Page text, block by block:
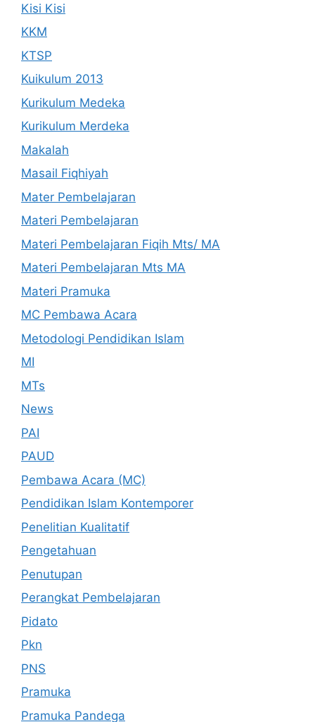
Kisi Kisi
KKM
KTSP
Kuikulum 2013
Kurikulum Medeka
Kurikulum Merdeka
Makalah
Masail Fiqhiyah
Mater Pembelajaran
Materi Pembelajaran
Materi Pembelajaran Fiqih Mts/ MA
Materi Pembelajaran Mts MA
Materi Pramuka
MC Pembawa Acara
Metodologi Pendidikan Islam
MI
MTs
News
PAI
PAUD
Pembawa Acara (MC)
Pendidikan Islam Kontemporer
Penelitian Kualitatif
Pengetahuan
Penutupan
Perangkat Pembelajaran
Pidato
Pkn
PNS
Pramuka
Pramuka Pandega